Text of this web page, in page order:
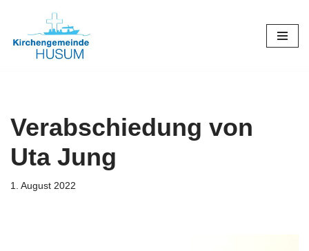
Zum
Verabschiedung von
Uta Jung
1. August 2022